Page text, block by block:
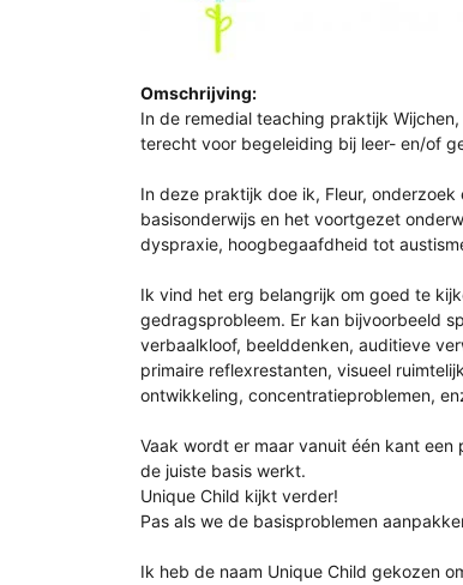
Omschrijving:
In de remedial teaching praktijk
terecht voor begeleiding bij leer- en/of
In deze praktijk doe ik, Fleur,
basisonderwijs en het voortgezet
dyspraxie, hoogbegaafdheid tot
Ik vind het erg belangrijk om goed te
gedragsprobleem. Er kan bijvoorbeeld
verbaalkloof, beelddenken, auditieve
primaire reflexrestanten, visueel
ontwikkeling, concentratieproblemen,
Vaak wordt er maar vanuit één kant
de juiste basis werkt.
Unique Child kijkt verder!
Pas als we de basisproblemen
Ik heb de naam Unique Child gekozen